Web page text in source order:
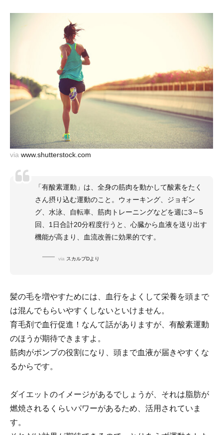
via www.shutterstock.com
「有酸素運動」は、全身の筋肉を動かして酸素をたく
さん摂り込む運動のこと。ウォーキング、ジョギン
グ、水泳、自転車、筋肉トレーニングなどを週に3～5
回、1日合計20分程度行うと、心臓から血液を送り出す
機能が高まり、血流改善に効果的です。
via スカルプDより
髪の毛を増やすためには、血行をよくして栄養を頭まで
は混んでもらいやすくしないといけません。
育毛剤で血行促進！なんて話がありますが、有酸素運動
のほうが期待できますよ。
筋肉がポンプの役割になり、頭まで血液が届きやすくな
るからです。
ダイエットのイメージがあるでしょうが、それは脂肪が
燃焼されるくらいパワーがあるため、活用されていま
す。